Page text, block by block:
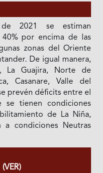
2021 se estiman
por encima de las
zonas del Oriente
De igual manera,
La Guajira, Norte de
Casanare, Valle del
prevén déficits entre el
se tienen condiciones
de La Niña,
a condiciones Neutras
(VER)